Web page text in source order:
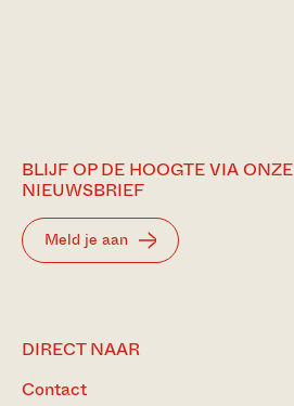
BLIJF OP DE HOOGTE VIA ONZE
NIEUWSBRIEF
Meld je aan
DIRECT NAAR
Contact